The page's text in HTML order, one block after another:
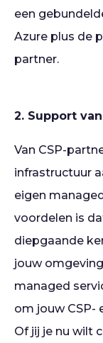
een
Azure plus de
partner.
2. Support
Van CSP-
infrastructuur
eigen
voordelen is
diepgaande
jouw
managed
om jouw CSP-
Of jij je nu wilt